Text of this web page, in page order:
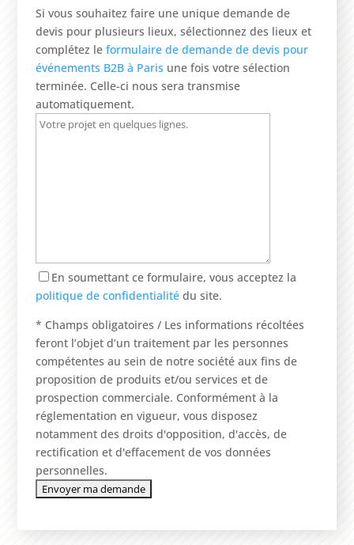
Si vous souhaitez faire une unique demande de
devis pour plusieurs lieux, sélectionnez des lieux et
complétez le formulaire de demande de devis pour
événements B2B à Paris une fois votre sélection
terminée. Celle-ci nous sera transmise
automatiquement.
En soumettant ce formulaire, vous acceptez la
politique de confidentialitédu site.
* Champs obligatoires / Les informations récoltées
feront l’objet d’un traitement par les personnes
compétentes au sein de notre société aux fins de
proposition de produits et/ou services et de
prospection commerciale. Conformément à la
réglementation en vigueur, vous disposez
notamment des droits d'opposition, d'accès, de
rectification et d'effacement de vos données
personnelles.